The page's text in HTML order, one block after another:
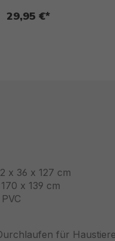
29,95 €*
x 36 x 127 cm
x 139 cm
für Haustiere